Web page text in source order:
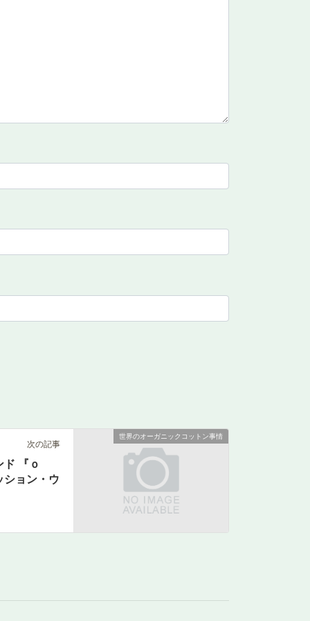
世界のオーガニックコットン事情
次の記事
ド 『ｏ
ション・ウ